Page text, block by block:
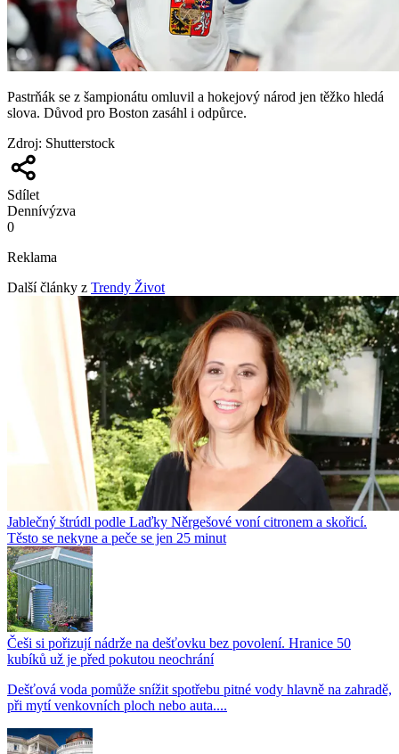
Pastrňák se z šampionátu omluvil a hokejový národ jen těžko hledá
slova. Důvod pro Boston zasáhl i odpůrce.
Zdroj: Shutterstock
Sdílet
Dennívýzva
0
Reklama
Další články z Trendy Život
Jablečný štrúdl podle Laďky Něrgešové voní citronem a skořicí.
Těsto se nekyne a peče se jen 25 minut
Češi si pořizují nádrže na dešťovku bez povolení. Hranice 50
kubíků už je před pokutou neochrání
Dešťová voda pomůže snížit spotřebu pitné vody hlavně na zahradě,
při mytí venkovních ploch nebo auta....